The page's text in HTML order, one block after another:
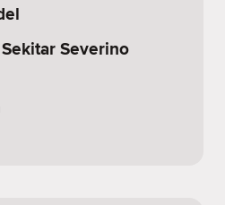
Severino